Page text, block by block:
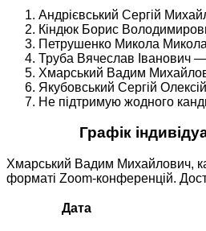
Андрієвський Сергій
Кіндюк Борис
Петрушенко Микола
Труба Вячеслав Іванович
Хмарський Вадим
Якубовський Сергій
Не підтримую жодного
Графік
Хмарський Вадим Михайлович,
форматі Zoom-конференцій.
Дата